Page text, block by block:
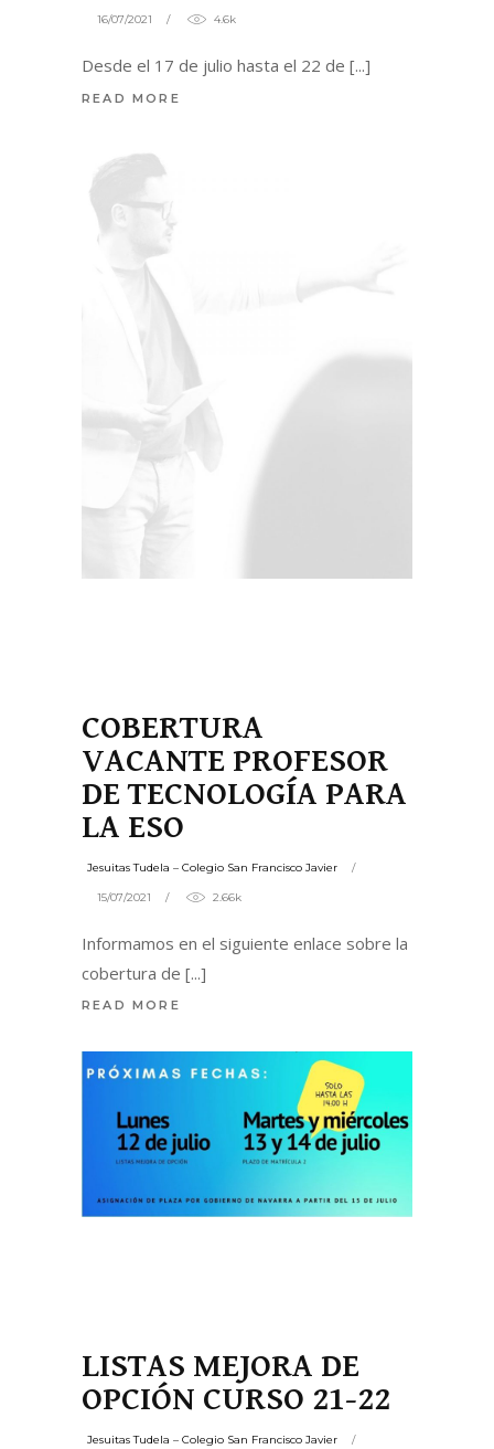
16/07/2021 4.6k
Desde el 17 de julio hasta el 22 de
READ MORE
COBERTURA
VACANTE PROFESOR
DE TECNOLOGÍA PARA
LA ESO
Jesuitas Tudela – Colegio San Francisco Javier
15/07/2021 2.66k
Informamos en el siguiente enlace sobre la
cobertura de
READ MORE
LISTAS MEJORA DE
OPCIÓN CURSO 21-22
Jesuitas Tudela – Colegio San Francisco Javier